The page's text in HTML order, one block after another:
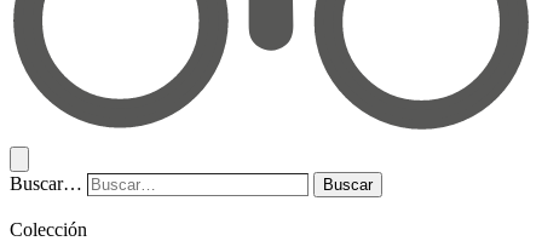
Buscar… Buscar
Colección